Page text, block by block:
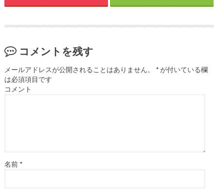
コメントを残す
メールアドレスが公開されることはありません。 *が付いている欄
は必須項目です
コメント
名前 *